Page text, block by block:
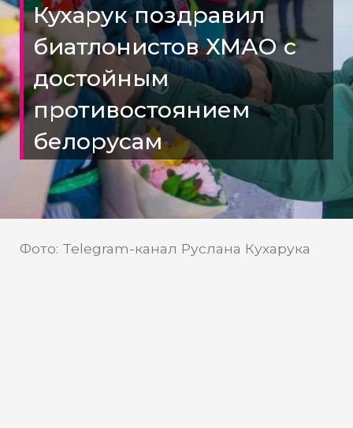
Кухарук поздравил
биатлонистов ХМАО с
достойным
противостоянием
белорусам
Фото: Telegram-канал Руслана Кухарука